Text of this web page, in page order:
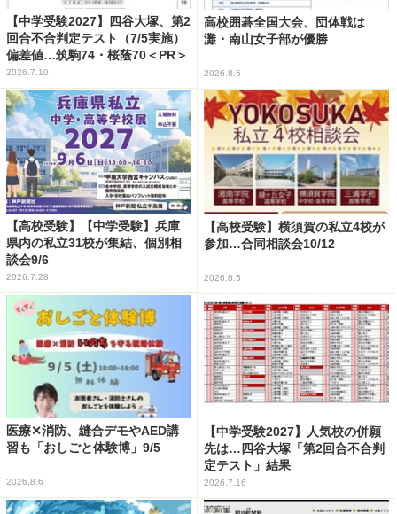
【中学受験2027】四谷大塚、第2
回合不合判定テスト（7/5実施）
偏差値…筑駒74・桜蔭70＜PR＞
2026.7.10
高校囲碁全国大会、団体戦は
灘・南山女子部が優勝
2026.8.5
【高校受験】【中学受験】兵庫
県内の私立31校が集結、個別相
談会9/6
2026.7.28
【高校受験】横須賀の私立4校が
参加…合同相談会10/12
2026.8.5
医療✕消防、縫合デモやAED講
習も「おしごと体験博」9/5
2026.8.6
【中学受験2027】人気校の併願
先は…四谷大塚「第2回合不合判
定テスト」結果
2026.7.16